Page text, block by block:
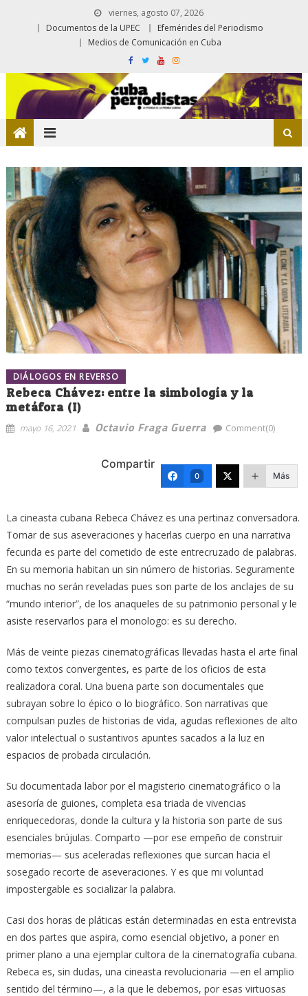
viernes, agosto 07, 2026
Documentos de la UPEC
Efemérides del Periodismo
Medios de Comunicación en Cuba
DIÁLOGOS EN REVERSO
Rebeca Chávez: entre la simbología y la
metáfora (I)
mayo 16, 2021 Octavio Fraga Guerra Comment(0)
Compartir
0 Más
La cineasta cubana Rebeca Chávez es una pertinaz conversadora.
Tomar de sus aseveraciones y hacerlas cuerpo en una narrativa
fecunda es parte del cometido de este entrecruzado de palabras.
En su memoria habitan un sin número de historias. Seguramente
muchas no serán reveladas pues son parte de los anclajes de su
“mundo interior”, de los anaqueles de su patrimonio personal y le
asiste reservarlos para el monologo: es su derecho.
Más de veinte piezas cinematográficas llevadas hasta el arte final
como textos convergentes, es parte de los oficios de esta
realizadora coral. Una buena parte son documentales que
subrayan sobre lo épico o lo biográfico. Son narrativas que
compulsan puzles de historias de vida, agudas reflexiones de alto
valor intelectual o sustantivos apuntes sacados a la luz en
espacios de probada circulación.
Su documentada labor por el magisterio cinematográfico o la
asesoría de guiones, completa esa triada de vivencias
enriquecedoras, donde la cultura y la historia son parte de sus
esenciales brújulas. Comparto —por ese empeño de construir
memorias— sus aceleradas reflexiones que surcan hacia el
sosegado recorte de aseveraciones. Y es que mi voluntad
impostergable es socializar la palabra.
Casi dos horas de pláticas están determinadas en esta entrevista
en dos partes que aspira, como esencial objetivo, a poner en
primer plano a una ejemplar cultora de la cinematografía cubana.
Rebeca es, sin dudas, una cineasta revolucionaria —en el amplio
sentido del término—, a la que le debemos, por esas virtuosas